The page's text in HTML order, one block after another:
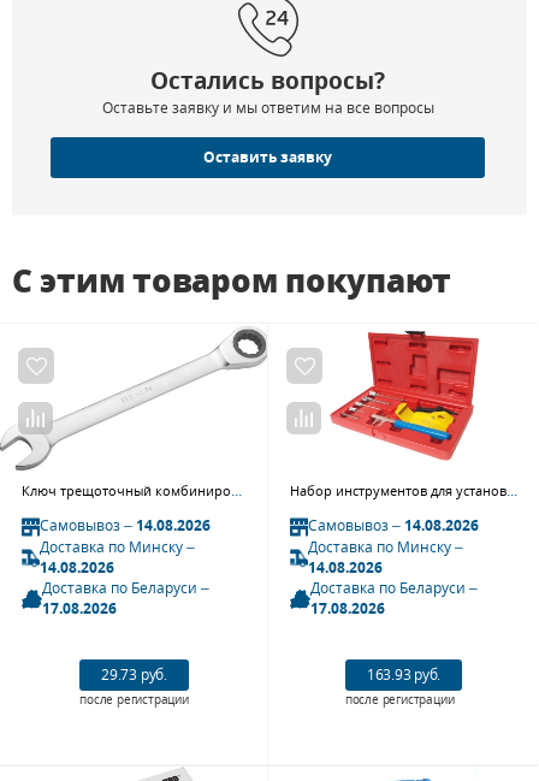
Остались вопросы?
Оставьте заявку и мы ответим на все вопросы
Оставить заявку
С этим товаром покупают
Ключ трещоточный комбинированный 18 мм TOLSEN TT15214
Самовывоз –14.08.2026
Доставка по Минску –
14.08.2026
Доставка по Беларуси –
17.08.2026
29.73 руб.
после регистрации
Набор инструментов для установки и регулировки фаз ГРМ JTC 4526 (RENAULT E7F, D4F, E7J, E7P, F8Q, F9Q)
Самовывоз –14.08.2026
Доставка по Минску –
14.08.2026
Доставка по Беларуси –
17.08.2026
163.93 руб.
после регистрации